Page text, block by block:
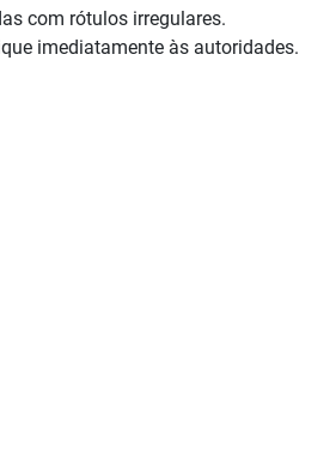
com rótulos irregulares.
imediatamente às autoridades.